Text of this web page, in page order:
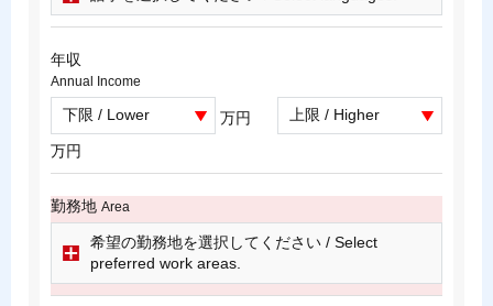
年収
Annual Income
万円
万円
勤務地 Area
希望の勤務地を選択してください / Select
preferred work areas.